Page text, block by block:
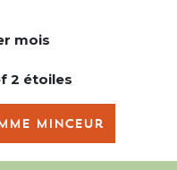
mois
2 étoiles
minceur